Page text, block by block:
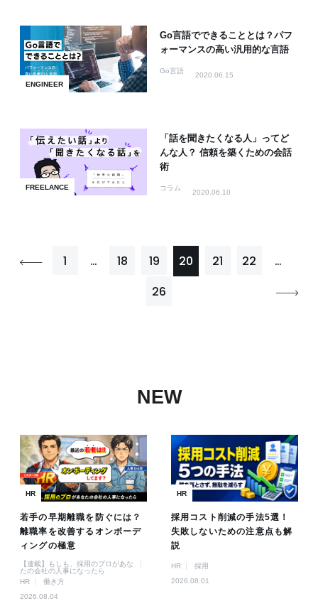
ENGINEER
Go言語でできることとは？パフ
ォーマンスの高い汎用的な言語
Go言語
2020.06.15
FREELANCE
「話を聞きたくなる人」ってど
んな人？ 信頼を築くための会話
術
コラム
2020.06.10
1 … 18 19 20 21 22
…
26
NEW
HR
若手の早期離職を防ぐには？
離職率を改善するオンボーデ
ィングの極意
【連載】もしも、採用のプロがあな
たの会社の人事になったら
HR
働き方
2026.08.04
HR
採用コスト削減の手法5選！
失敗しないための注意点も解
説
HR
採用
2026.08.01